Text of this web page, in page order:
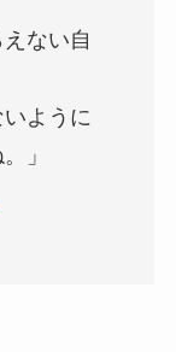
ない自
ように
」